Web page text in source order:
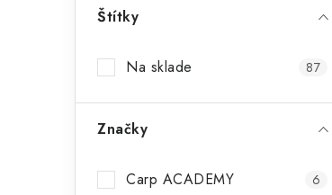
n
Štítky
Na sklade 87
Značky
Carp ACADEMY 6